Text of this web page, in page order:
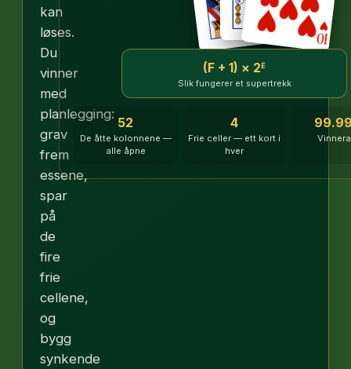
kan
løses.
Du
vinner
med
planlegging:
grav
frem
essene,
spar
på
de
fire
frie
cellene,
og
bygg
synkende
(F + 1) × 2ᴱ
Slik fungerer et supertrekk
52
De åtte kolonnene —
alle åpne
4
Frie celler — ett kort i
hver